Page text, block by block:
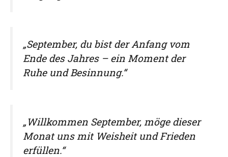
„September, du bist der Anfang vom
Ende des Jahres – ein Moment der
Ruhe und Besinnung.“
„Willkommen September, möge dieser
Monat uns mit Weisheit und Frieden
erfüllen.“